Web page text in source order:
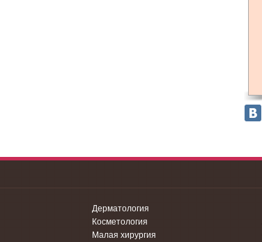
Дерматология
Косметология
Малая хирургия